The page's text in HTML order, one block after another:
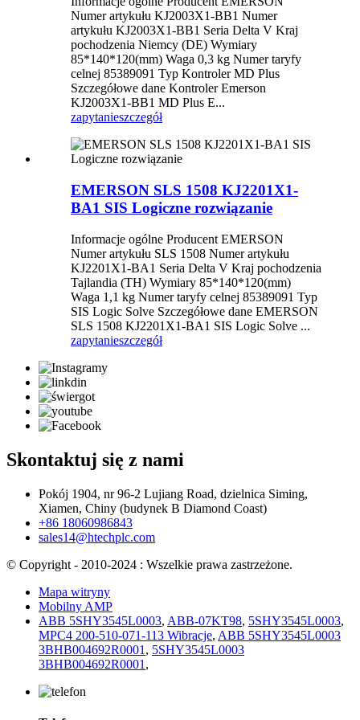
Numer artykułu KJ2003X1-BB1 Numer
artykułu KJ2003X1-BB1 Seria Delta V Kraj
pochodzenia Niemcy (DE) Wymiary
85*140*120(mm) Waga 0,3 kg Numer taryfy
celnej 85389091 Typ Kontroler MD Plus
Szczegółowe dane Kontroler Emerson
KJ2003X1-BB1 MD Plus E...
zapytanieszczegół
EMERSON SLS 1508 KJ2201X1-
BA1 SIS Logiczne rozwiązanie
Informacje ogólne Producent EMERSON
Numer artykułu SLS 1508 Numer artykułu
KJ2201X1-BA1 Seria Delta V Kraj pochodzenia
Tajlandia (TH) Wymiary 85*140*120(mm)
Waga 1,1 kg Numer taryfy celnej 85389091 Typ
SIS Logic Solve Szczegółowe dane EMERSON
SLS 1508 KJ2201X1-BA1 SIS Logic Solve ...
zapytanieszczegół
Skontaktuj się z nami
Pokój 1904, nr 96-2 Lujiang Road, dzielnica Siming,
Xiamen, Chiny (budynek B Diamond Coast)
+86 18060986843
sales14@htechplc.com
© Copyright - 2010-2024 : Wszelkie prawa zastrzeżone.
Mapa witryny
Mobilny AMP
ABB 5SHY3545L0003, ABB-07KT98, 5SHY3545L0003,
MPC4 200-510-071-113 Wibracje, ABB 5SHY3545L0003
3BHB004692R0001 , 5SHY3545L0003
3BHB004692R0001 ,